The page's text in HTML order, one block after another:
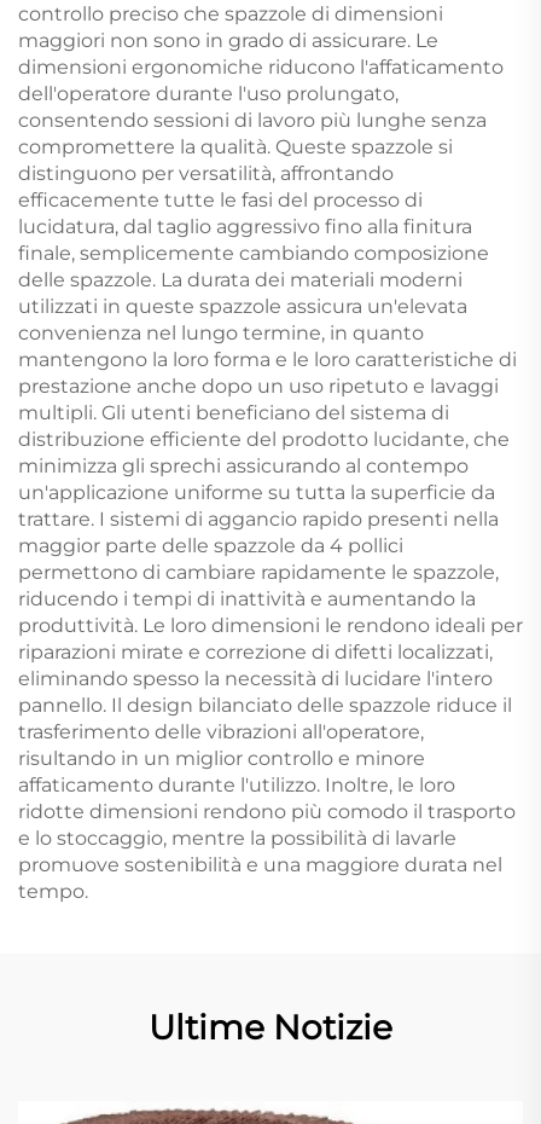
controllo preciso che spazzole di dimensioni
maggiori non sono in grado di assicurare. Le
dimensioni ergonomiche riducono l'affaticamento
dell'operatore durante l'uso prolungato,
consentendo sessioni di lavoro più lunghe senza
compromettere la qualità. Queste spazzole si
distinguono per versatilità, affrontando
efficacemente tutte le fasi del processo di
lucidatura, dal taglio aggressivo fino alla finitura
finale, semplicemente cambiando composizione
delle spazzole. La durata dei materiali moderni
utilizzati in queste spazzole assicura un'elevata
convenienza nel lungo termine, in quanto
mantengono la loro forma e le loro caratteristiche di
prestazione anche dopo un uso ripetuto e lavaggi
multipli. Gli utenti beneficiano del sistema di
distribuzione efficiente del prodotto lucidante, che
minimizza gli sprechi assicurando al contempo
un'applicazione uniforme su tutta la superficie da
trattare. I sistemi di aggancio rapido presenti nella
maggior parte delle spazzole da 4 pollici
permettono di cambiare rapidamente le spazzole,
riducendo i tempi di inattività e aumentando la
produttività. Le loro dimensioni le rendono ideali per
riparazioni mirate e correzione di difetti localizzati,
eliminando spesso la necessità di lucidare l'intero
pannello. Il design bilanciato delle spazzole riduce il
trasferimento delle vibrazioni all'operatore,
risultando in un miglior controllo e minore
affaticamento durante l'utilizzo. Inoltre, le loro
ridotte dimensioni rendono più comodo il trasporto
e lo stoccaggio, mentre la possibilità di lavarle
promuove sostenibilità e una maggiore durata nel
tempo.
Ultime Notizie